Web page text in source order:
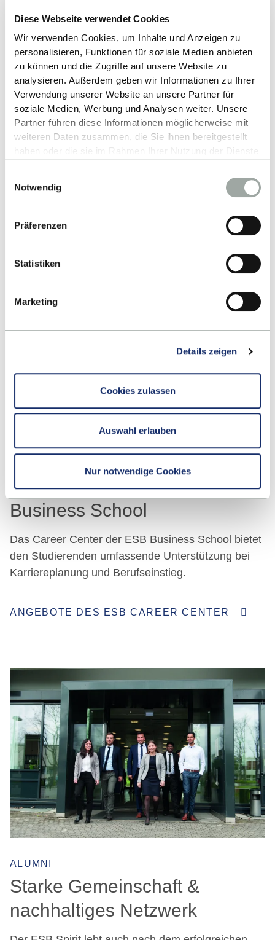
Diese Webseite verwendet Cookies
Wir verwenden Cookies, um Inhalte und Anzeigen zu
personalisieren, Funktionen für soziale Medien anbieten
zu können und die Zugriffe auf unsere Website zu
analysieren. Außerdem geben wir Informationen zu Ihrer
Verwendung unserer Website an unsere Partner für
soziale Medien, Werbung und Analysen weiter. Unsere
Partner führen diese Informationen möglicherweise mit
weiteren Daten zusammen, die Sie ihnen bereitgestellt
Alles zum Thema Cookies und personenbezogene
Datenverarbeitung entnehmen Sie unserer
Notwendig
Präferenzen
Statistiken
Marketing
Details zeigen
Cookies zulassen
Auswahl erlauben
Nur notwendige Cookies
Personenverzeichnis
Finden Sie die passende Ansprechperson
für Ihr Anliegen
ZUM PERSONENVERZEICHNIS
Karriereberatung an der ESB
Business School
Das Career Center der ESB Business School bietet
den Studierenden umfassende Unterstützung bei
Karriereplanung und Berufseinstieg.
ANGEBOTE DES ESB CAREER CENTER
Starke Gemeinschaft &
nachhaltiges Netzwerk
ALUMNI